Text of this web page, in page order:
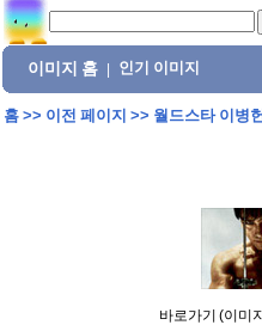
이미지 홈 인기 이미지
홈>> 이전 페이지 >> 월드스타 이병
바로가기 (이미